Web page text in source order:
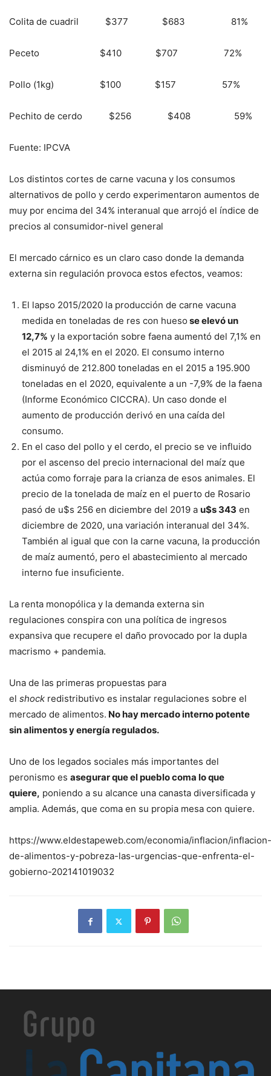
Colita de cuadril $377 $683 81%
Peceto $410 $707 72%
Pollo (1kg) $100 $157 57%
Pechito de cerdo $256 $408 59%
Fuente: IPCVA
Los distintos cortes de carne vacuna y los consumos
alternativos de pollo y cerdo experimentaron aumentos de
muy por encima del 34% interanual que arrojó el índice de
precios al consumidor-nivel general
El mercado cárnico es un claro caso donde la demanda
externa sin regulación provoca estos efectos, veamos:
El lapso 2015/2020 la producción de carne vacuna
medida en toneladas de res con hueso se elevó un
12,7% y la exportación sobre faena aumentó del 7,1% en
el 2015 al 24,1% en el 2020. El consumo interno
disminuyó de 212.800 toneladas en el 2015 a 195.900
toneladas en el 2020, equivalente a un -7,9% de la faena
(Informe Económico CICCRA). Un caso donde el
aumento de producción derivó en una caída del
consumo.
En el caso del pollo y el cerdo, el precio se ve influido
por el ascenso del precio internacional del maíz que
actúa como forraje para la crianza de esos animales. El
precio de la tonelada de maíz en el puerto de Rosario
pasó de u$s 256 en diciembre del 2019 a u$s 343 en
diciembre de 2020, una variación interanual del 34%.
También al igual que con la carne vacuna, la producción
de maíz aumentó, pero el abastecimiento al mercado
interno fue insuficiente.
La renta monopólica y la demanda externa sin
regulaciones conspira con una política de ingresos
expansiva que recupere el daño provocado por la dupla
macrismo + pandemia.
Una de las primeras propuestas para
el shock redistributivo es instalar regulaciones sobre el
mercado de alimentos. No hay mercado interno potente
sin alimentos y energía regulados.
Uno de los legados sociales más importantes del
peronismo es asegurar que el pueblo coma lo que
quiere, poniendo a su alcance una canasta diversificada y
amplia. Además, que coma en su propia mesa con quiere.
https://www.eldestapeweb.com/economia/inflacion/inflacion-
de-alimentos-y-pobreza-las-urgencias-que-enfrenta-el-
gobierno-202141019032